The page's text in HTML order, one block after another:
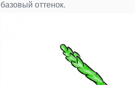
базовый оттенок.